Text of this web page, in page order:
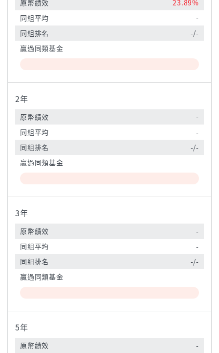
原幣績效
23.89%
同組平均
-
同組排名
-/-
贏過同類基金
2年
原幣績效
-
同組平均
-
同組排名
-/-
贏過同類基金
3年
原幣績效
-
同組平均
-
同組排名
-/-
贏過同類基金
5年
原幣績效 -